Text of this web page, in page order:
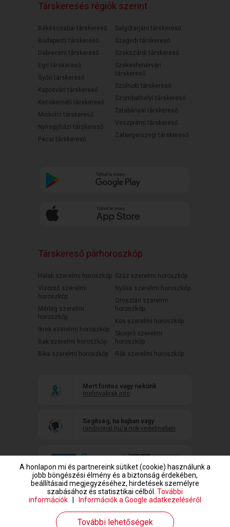
Társkeresés régiók szerint
Békéscsabai társkereső
Budapesti társkereső
Debreceni társkereső
Egri társkereső
Győri társkereső
Kaposvári társkereső
Kecskeméti társkereső
Miskolci társkereső
Nyíregyházi társkereső
Pécsi társkereső
Salgótarjáni társkereső
Szegedi társkereső
Szekszárdi társkereső
Székesfehérvári
társkereső
Szolnoki társkereső
Szombathelyi társkereső
Tatabányai társkereső
Veszprémi társkereső
Zalaegerszegi társkereső
Társkereső párhoroszkóp
Halak szerelmi horoszkóp
Vízöntő szerelmi
horoszkóp
Mérleg szerelmi
horoszkóp
Ikrek szerelmi horoszkóp
Bak szerelmi horoszkóp
Bika szerelmi horoszkóp
Szűz szerelmi horoszkóp
Nyilas szerelmi horoszkóp
Oroszlán szerelmi
horoszkóp
Kos szerelmi horoszkóp
Skorpió szerelmi
horoszkóp
Rák szerelmi horoszkóp
Mert fontos vagy nekünk
mehnyakrak.info
Segítség, ha bajban vagy
randivonal.hu/a-nok-vedelmeben
www.randivonal.hu © Copyright 1999-2026 Dating Central Europe Zrt.
A honlapon mi és partnereink sütiket (cookie) használunk a
jobb böngészési élmény és a biztonság érdekében,
beállításaid megjegyzéséhez, hirdetések személyre
szabásához és statisztikai célból. További
információk
Információk a Google adatkezeléséről
További lehetőségek